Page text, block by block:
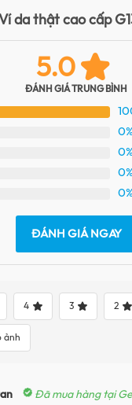
da thật cao cấp
5.0
ĐÁNH GIÁ TRUNG BÌNH
0%
0%
0%
0%
ĐÁNH GIÁ NGAY
4 3 2
ảnh
Đã mua hàng tại